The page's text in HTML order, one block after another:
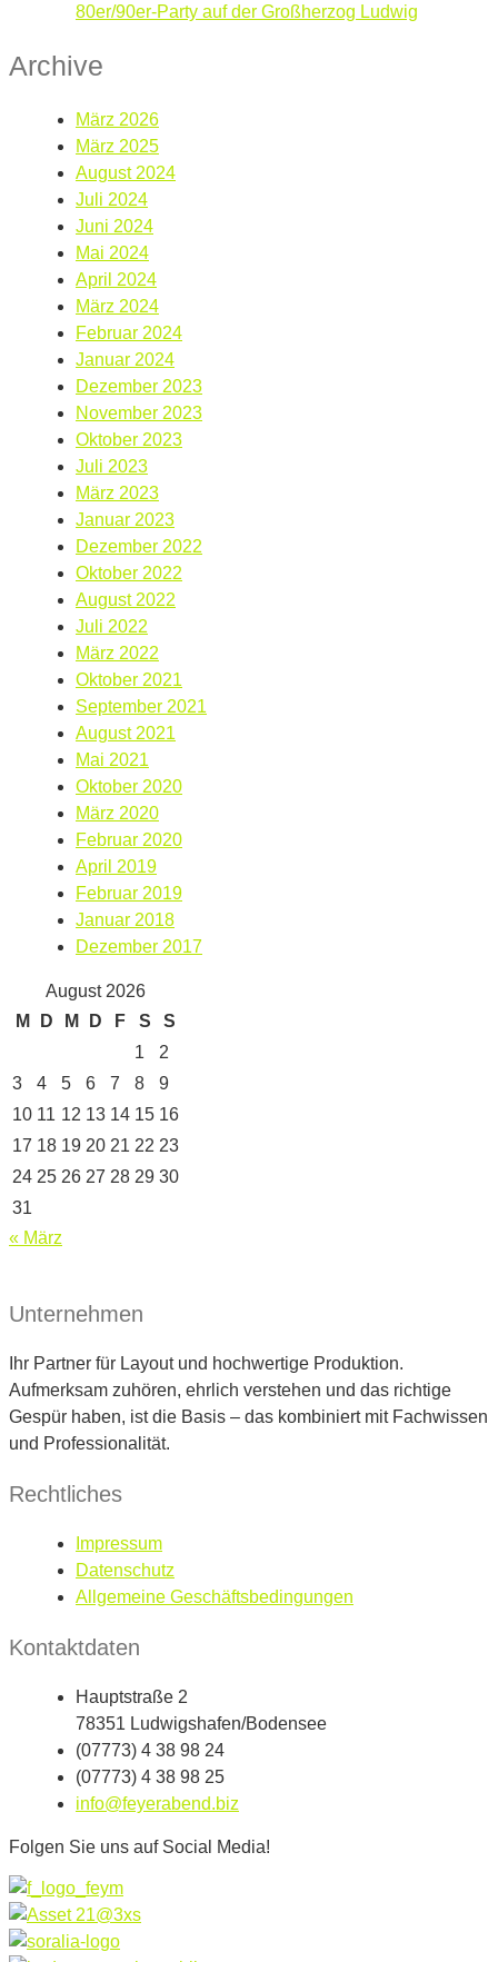
80er/90er-Party auf der Großherzog Ludwig
Archive
März 2026
März 2025
August 2024
Juli 2024
Juni 2024
Mai 2024
April 2024
März 2024
Februar 2024
Januar 2024
Dezember 2023
November 2023
Oktober 2023
Juli 2023
März 2023
Januar 2023
Dezember 2022
Oktober 2022
August 2022
Juli 2022
März 2022
Oktober 2021
September 2021
August 2021
Mai 2021
Oktober 2020
März 2020
Februar 2020
April 2019
Februar 2019
Januar 2018
Dezember 2017
August 2026
M
D M D F S
S
1
2
3
4 5 6 7 8
9
10 11 12 13 14 15 16
17 18 19 20 21 22 23
24 25 26 27 28 29 30
31
« März
Unternehmen
Ihr Partner für Layout und hochwertige Produktion.
Aufmerksam zuhören, ehrlich verstehen und das richtige
Gespür haben, ist die Basis – das kombiniert mit Fachwissen
und Professionalität.
Rechtliches
Impressum
Datenschutz
Allgemeine Geschäftsbedingungen
Kontaktdaten
Hauptstraße 2
78351 Ludwigshafen/Bodensee
(07773) 4 38 98 24
(07773) 4 38 98 25
info@feyerabend.biz
Folgen Sie uns auf Social Media!